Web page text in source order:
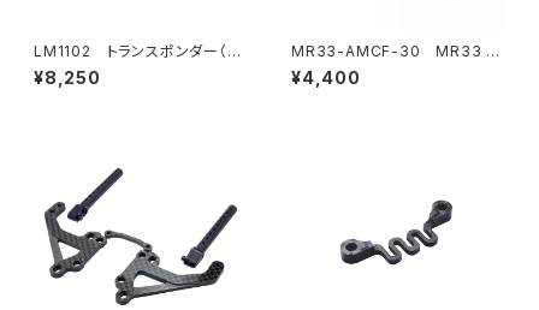
LM1102 トランスポンダー（ス
ポーツ/プロトタイプカー）
¥8,250
MR33-AMCF-30 MR33 ア
ルミ ムーンスタイル ハイスピー
ドクーリングファン 30mm
¥4,400